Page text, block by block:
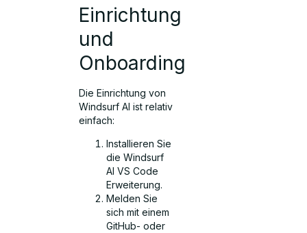
Einrichtung
und
Onboarding
Die Einrichtung von
Windsurf AI ist relativ
einfach:
Installieren Sie
die Windsurf
AI VS Code
Erweiterung.
Melden Sie
sich mit einem
GitHub- oder